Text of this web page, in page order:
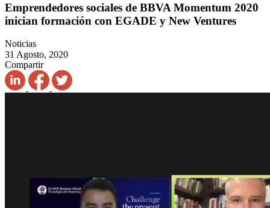
Emprendedores sociales de BBVA Momentum 2020
inician formación con EGADE y New Ventures
Noticias
31 Agosto, 2020
Compartir